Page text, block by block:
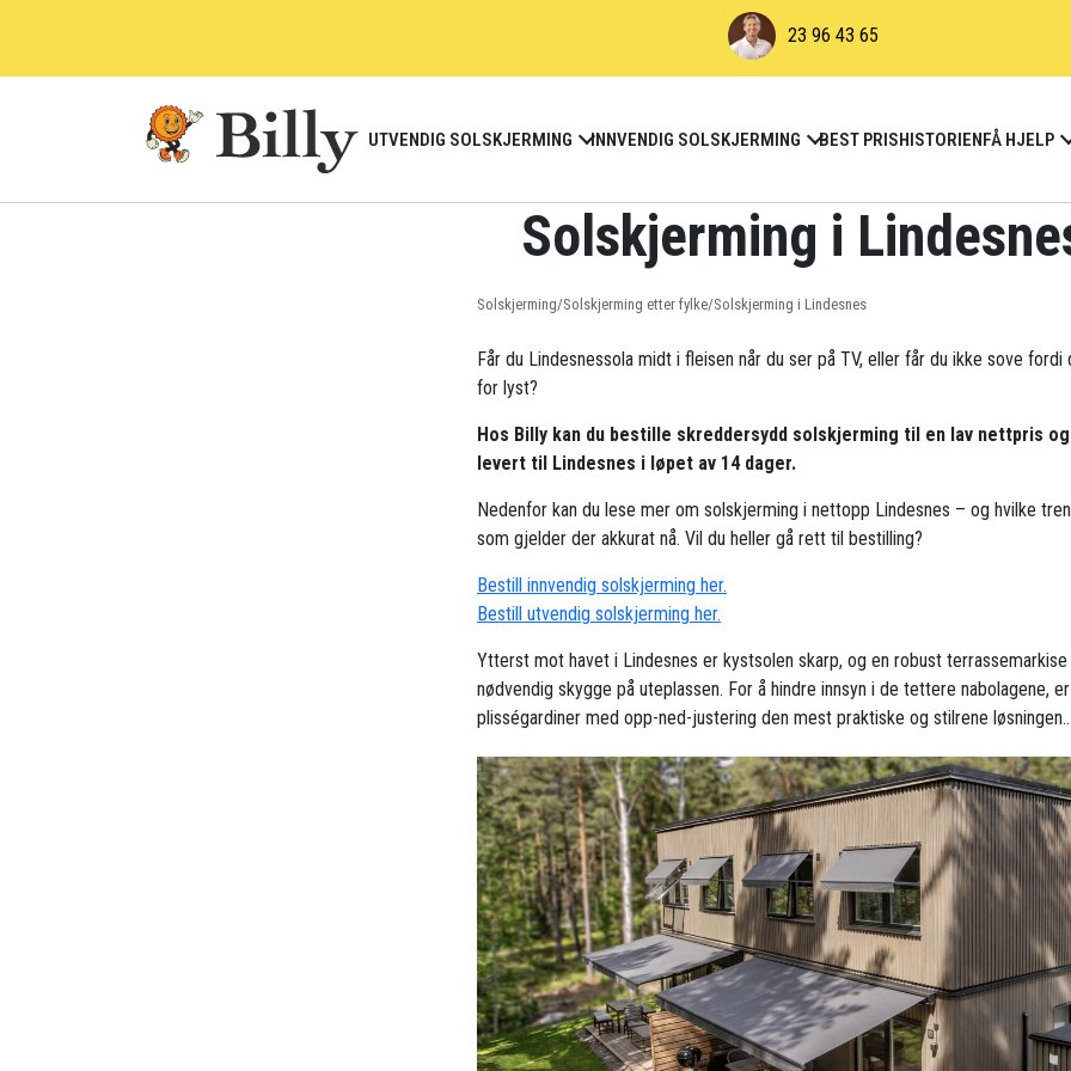
23 96 43 65
UTVENDIG SOLSKJERMING INNVENDIG SOLSKJERMING BEST PRISHISTORIENFÅ HJELP
Solskjerming i
Solskjerming/Solskjerming etter fylke/Solskjerming i Lindesnes
Får du Lindesnessola midt i fleisen når du ser på TV, eller får du ikke sove fordi
for lyst?
Hos Billy kan du bestille skreddersydd solskjerming til en lav nettpris
levert til Lindesnes i løpet av 14 dager.
Nedenfor kan du lese mer om solskjerming i nettopp Lindesnes – og hvilke
som gjelder der akkurat nå. Vil du heller gå rett til bestilling?
Bestill innvendig solskjerming her.
Bestill utvendig solskjerming her.
Ytterst mot havet i Lindesnes er kystsolen skarp, og en robust
nødvendig skygge på uteplassen. For å hindre innsyn i de tettere nabolagene, er
plisségardiner med opp-ned-justering den mest praktiske og stilrene løsningen..